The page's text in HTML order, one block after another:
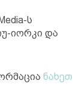
ს
იორკი და
ნახეთ